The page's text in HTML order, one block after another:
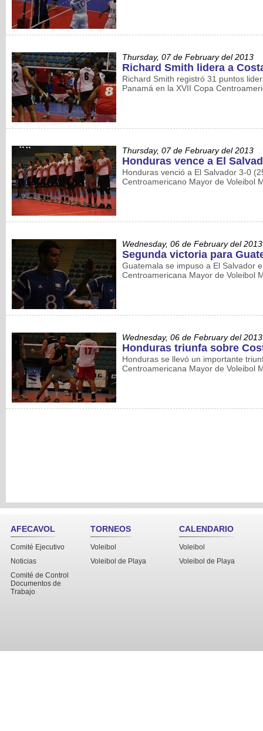
Thursday, 07 de February del 2013
Richard Smith lidera a
Richard Smith registró 31 puntos
Panamá en la XVII Copa
Thursday, 07 de February del 2013
Honduras vence a El
Honduras venció a El Salvador 3-0
Centroamericano Mayor de Voleibol
Wednesday, 06 de February del 2013
Segunda victoria para
Guatemala se impuso a El Salvador
Centroamericana Mayor de Voleibol
Wednesday, 06 de February del 2013
Honduras triunfa sobre
Honduras se llevó un importante
Centroamericana Mayor de Voleibol
AFECAVOL
Comité Ejecutivo
Noticias
Comité de Control
Documentos de
Trabajo
TORNEOS
Voleibol
Voleibol de Playa
CALENDARIO
Voleibol
Voleibol de Playa